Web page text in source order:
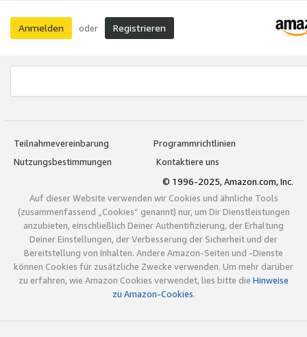
Anmelden oder Registrieren
Teilnahmevereinbarung
Programmrichtlinien
Nutzungsbestimmungen
Kontaktiere uns
© 1996-2025, Amazon.com, Inc.
Auf dieser Website verwenden wir Cookies und ähnliche Tools
(zusammenfassend „Cookies“ genannt) nur, um Dir Dienstleistungen
anzubieten, einschließlich Deiner Authentifizierung, der Erhaltung
Deiner Einstellungen, der Verbesserung der Sicherheit und der
Bereitstellung von Inhalten. Andere Amazon-Seiten und -Dienste
können Cookies für zusätzliche Zwecke verwenden. Um mehr darüber
zu erfahren, wie Amazon Cookies verwendet, lies bitte die Hinweise
zu Amazon-Cookies.